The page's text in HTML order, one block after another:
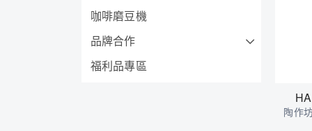
咖啡磨豆機
品牌合作
福利品專區
陶作